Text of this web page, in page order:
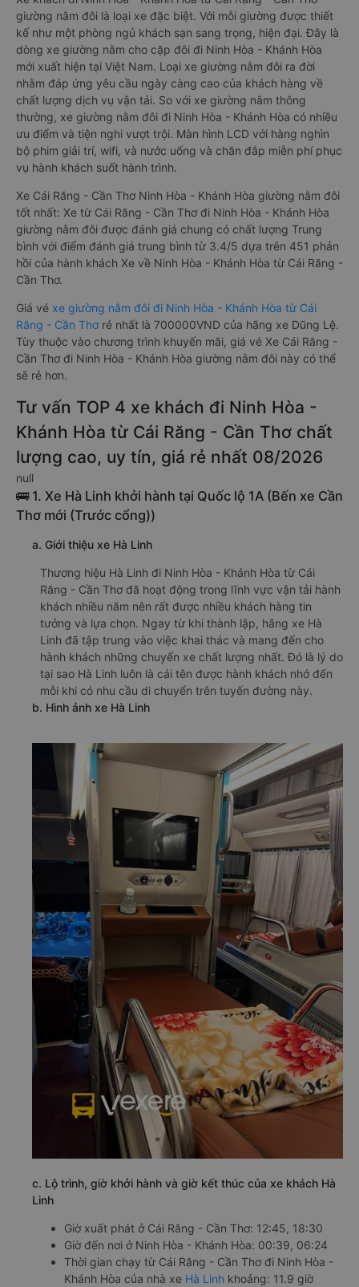
giường nằm đôi là loại xe đặc biệt. Với mỗi giường được thiết
kế như một phòng ngủ khách sạn sang trọng, hiện đại. Đây là
dòng xe giường nằm cho cặp đôi đi Ninh Hòa - Khánh Hòa
mới xuất hiện tại Việt Nam. Loại xe giường nằm đôi ra đời
nhằm đáp ứng yêu cầu ngày càng cao của khách hàng về
chất lượng dịch vụ vận tải. So với xe giường nằm thông
thường, xe giường nằm đôi đi Ninh Hòa - Khánh Hòa có nhiều
ưu điểm và tiện nghi vượt trội. Màn hình LCD với hàng nghìn
bộ phim giải trí, wifi, và nước uống và chăn đắp miễn phí phục
vụ hành khách suốt hành trình.
Xe Cái Răng - Cần Thơ Ninh Hòa - Khánh Hòa giường nằm đôi
tốt nhất: Xe từ Cái Răng - Cần Thơ đi Ninh Hòa - Khánh Hòa
giường nằm đôi được đánh giá chung có chất lượng Trung
bình với điểm đánh giá trung bình từ 3.4/5 dựa trên 451 phản
hồi của hành khách Xe về Ninh Hòa - Khánh Hòa từ Cái Răng -
Cần Thơ.
Giá vé xe giường nằm đôi đi Ninh Hòa - Khánh Hòa từ Cái
Răng - Cần Thơ rẻ nhất là 700000VND của hãng xe Dũng Lệ.
Tùy thuộc vào chương trình khuyến mãi, giá vé Xe Cái Răng -
Cần Thơ đi Ninh Hòa - Khánh Hòa giường nằm đôi này có thể
sẽ rẻ hơn.
Tư vấn TOP 4 xe khách đi Ninh Hòa -
Khánh Hòa từ Cái Răng - Cần Thơ chất
lượng cao, uy tín, giá rẻ nhất 08/2026
null
🚌 1. Xe Hà Linh khởi hành tại Quốc lộ 1A (Bến xe Cần
Thơ mới (Trước cổng))
a. Giới thiệu xe Hà Linh
Thương hiệu Hà Linh đi Ninh Hòa - Khánh Hòa từ Cái
Răng - Cần Thơ đã hoạt động trong lĩnh vực vận tải hành
khách nhiều năm nên rất được nhiều khách hàng tin
tưởng và lựa chọn. Ngay từ khi thành lập, hãng xe Hà
Linh đã tập trung vào việc khai thác và mang đến cho
hành khách những chuyến xe chất lượng nhất. Đó là lý do
tại sao Hà Linh luôn là cái tên được hành khách nhớ đến
mỗi khi có nhu cầu di chuyển trên tuyến đường này.
b. Hình ảnh xe Hà Linh
c. Lộ trình, giờ khởi hành và giờ kết thúc của xe khách Hà
Linh
Giờ xuất phát ở Cái Răng - Cần Thơ: 12:45, 18:30
Giờ đến nơi ở Ninh Hòa - Khánh Hòa: 00:39, 06:24
Thời gian chạy từ Cái Răng - Cần Thơ đi Ninh Hòa -
Khánh Hòa của nhà xe Hà Linh khoảng: 11.9 giờ